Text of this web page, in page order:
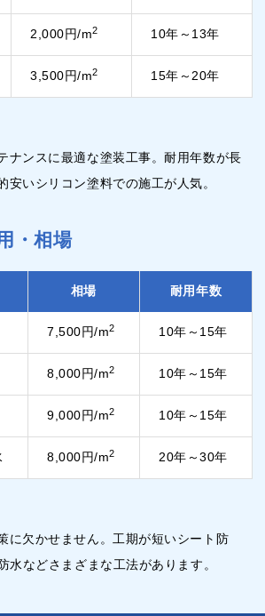
2,000円/m2 10年～13年
3,500円/m2 15年～20年
ナンスに最適な塗装工事。耐用年数が長
安いシリコン塗料での施工が人気。
・相場
相場 耐用年数
7,500円/m2 10年～15年
8,000円/m2 10年～15年
9,000円/m2 10年～15年
8,000円/m2 20年～30年
に欠かせません。工期が短いシート防
水などさまざまな工法があります。